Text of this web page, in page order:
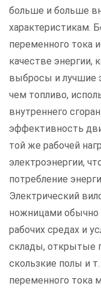
больше и больше
характеристикам.
переменного тока
качестве энергии,
выбросы и лучшие
чем топливо,
внутреннего
эффективность
той же рабочей
электроэнергии,
потребление
Электрический
ножницами обычно
рабочих средах и
склады, открытые
скользкие полы и
переменного тока